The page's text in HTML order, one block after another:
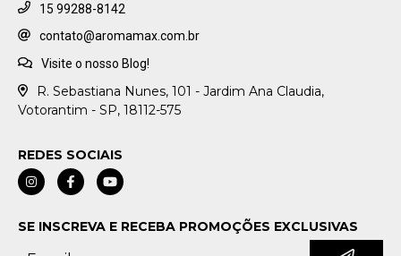
15 99288-8142
contato@aromamax.com.br
Visite o nosso Blog!
R. Sebastiana Nunes, 101 - Jardim Ana Claudia,
Votorantim - SP, 18112-575
REDES SOCIAIS
SE INSCREVA E RECEBA PROMOÇÕES EXCLUSIVAS